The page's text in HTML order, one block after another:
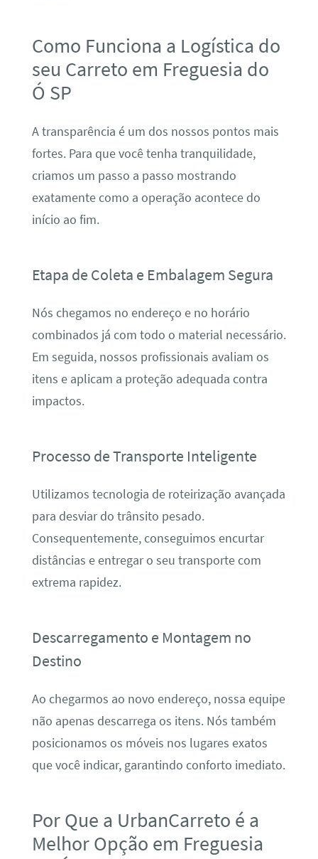
Como Funciona a Logística do
seu Carreto em Freguesia do
Ó SP
A transparência é um dos nossos pontos mais
fortes. Para que você tenha tranquilidade,
criamos um passo a passo mostrando
exatamente como a operação acontece do
início ao fim.
Etapa de Coleta e Embalagem Segura
Nós chegamos no endereço e no horário
combinados já com todo o material necessário.
Em seguida, nossos profissionais avaliam os
itens e aplicam a proteção adequada contra
impactos.
Processo de Transporte Inteligente
Utilizamos tecnologia de roteirização avançada
para desviar do trânsito pesado.
Consequentemente, conseguimos encurtar
distâncias e entregar o seu transporte com
extrema rapidez.
Descarregamento e Montagem no
Destino
Ao chegarmos ao novo endereço, nossa equipe
não apenas descarrega os itens. Nós também
posicionamos os móveis nos lugares exatos
que você indicar, garantindo conforto imediato.
Por Que a UrbanCarreto é a
Melhor Opção em Freguesia